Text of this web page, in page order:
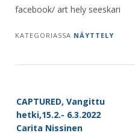
facebook/ art hely seeskari
KATEGORIASSA NÄYTTELY
navigation
CAPTURED, Vangittu
hetki,15.2.- 6.3.2022
Carita Nissinen